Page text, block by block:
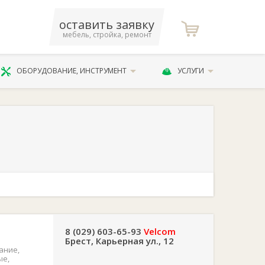
оставить заявку
мебель, стройка, ремонт
ОБОРУДОВАНИЕ, ИНСТРУМЕНТ УСЛУГИ
8 (029) 603-65-93 Velcom
Брест, Карьерная ул., 12